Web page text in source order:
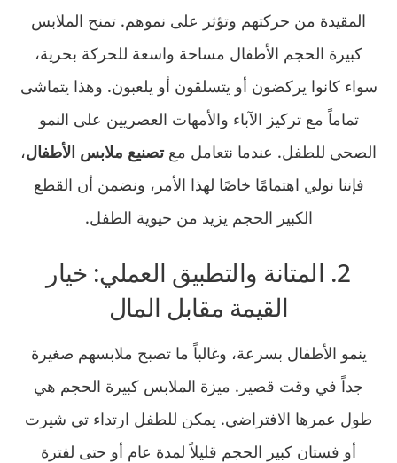
المقيدة من حركتهم وتؤثر على نموهم. تمنح الملابس
كبيرة الحجم الأطفال مساحة واسعة للحركة بحرية،
سواء كانوا يركضون أو يتسلقون أو يلعبون. وهذا يتماشى
تماماً مع تركيز الآباء والأمهات العصريين على النمو
الصحي للطفل. عندما نتعامل معتصنيع ملابس الأطفال،
فإننا نولي اهتمامًا خاصًا لهذا الأمر، ونضمن أن القطع
الكبير الحجم يزيد من حيوية الطفل.
2. المتانة والتطبيق العملي: خيار
القيمة مقابل المال
ينمو الأطفال بسرعة، وغالباً ما تصبح ملابسهم صغيرة
جداً في وقت قصير. ميزة الملابس كبيرة الحجم هي
طول عمرها الافتراضي. يمكن للطفل ارتداء تي شيرت
أو فستان كبير الحجم قليلاً لمدة عام أو حتى لفترة